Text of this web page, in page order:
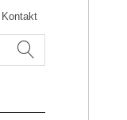
Kontakt